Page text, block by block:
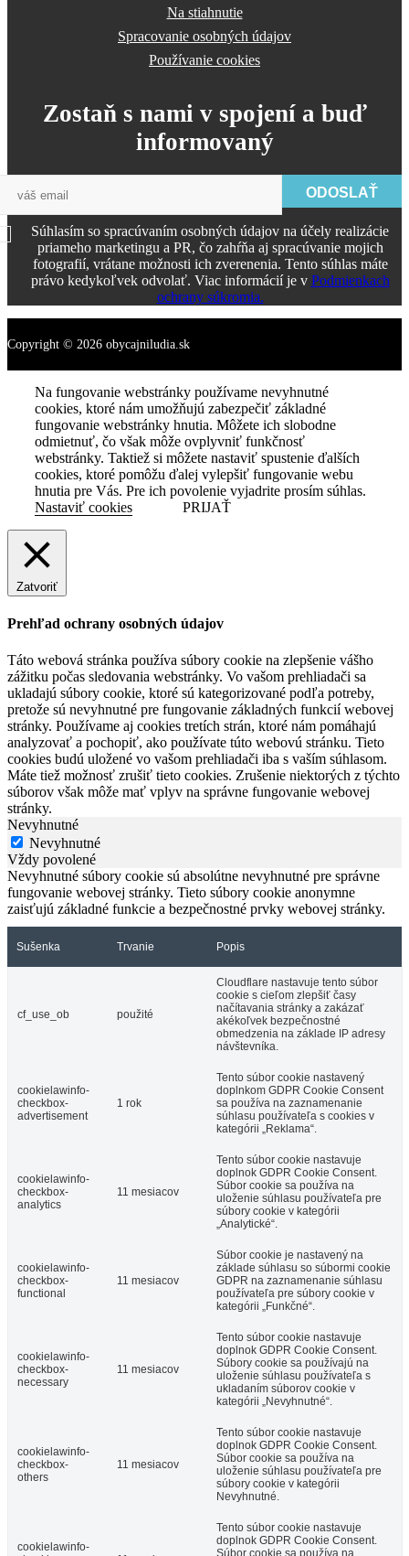
Na stiahnutie
Spracovanie osobných údajov
Používanie cookies
Zostaň s nami v spojení a buď
informovaný
ODOSLAŤ
Súhlasím so spracúvaním osobných údajov na účely realizácie
priameho marketingu a PR, čo zahŕňa aj spracúvanie mojich
fotografií, vrátane možnosti ich zverenenia. Tento súhlas máte
právo kedykoľvek odvolať. Viac informácií je v Podmienkach
ochrany súkromia.
Copyright © 2026 obycajniludia.sk
Na fungovanie webstránky používame nevyhnutné
cookies, ktoré nám umožňujú zabezpečiť základné
fungovanie webstránky hnutia. Môžete ich slobodne
odmietnuť, čo však môže ovplyvniť funkčnosť
webstránky. Taktiež si môžete nastaviť spustenie ďalších
cookies, ktoré pomôžu ďalej vylepšiť fungovanie webu
hnutia pre Vás. Pre ich povolenie vyjadrite prosím súhlas.
Nastaviť cookies
PRIJAŤ
Zatvoriť
Prehľad ochrany osobných údajov
Táto webová stránka používa súbory cookie na zlepšenie vášho
zážitku počas sledovania webstránky. Vo vašom prehliadači sa
ukladajú súbory cookie, ktoré sú kategorizované podľa potreby,
pretože sú nevyhnutné pre fungovanie základných funkcií webovej
stránky. Používame aj cookies tretích strán, ktoré nám pomáhajú
analyzovať a pochopiť, ako používate túto webovú stránku. Tieto
cookies budú uložené vo vašom prehliadači iba s vaším súhlasom.
Máte tiež možnosť zrušiť tieto cookies. Zrušenie niektorých z týchto
súborov však môže mať vplyv na správne fungovanie webovej
stránky.
Nevyhnutné
Nevyhnutné
Vždy povolené
Nevyhnutné súbory cookie sú absolútne nevyhnutné pre správne
fungovanie webovej stránky. Tieto súbory cookie anonymne
zaisťujú základné funkcie a bezpečnostné prvky webovej stránky.
Sušenka Trvanie Popis
cf_use_ob použité
Cloudflare nastavuje tento súbor
cookie s cieľom zlepšiť časy
načítavania stránky a zakázať
akékoľvek bezpečnostné
obmedzenia na základe IP adresy
návštevníka.
cookielawinfo-
checkbox-
advertisement
1 rok
Tento súbor cookie nastavený
doplnkom GDPR Cookie Consent
sa používa na zaznamenanie
súhlasu používateľa s cookies v
kategórii „Reklama“.
cookielawinfo-
checkbox-
analytics
11 mesiacov
Tento súbor cookie nastavuje
doplnok GDPR Cookie Consent.
Súbor cookie sa používa na
uloženie súhlasu používateľa pre
súbory cookie v kategórii
„Analytické“.
cookielawinfo-
checkbox-
functional
11 mesiacov
Súbor cookie je nastavený na
základe súhlasu so súbormi cookie
GDPR na zaznamenanie súhlasu
používateľa pre súbory cookie v
kategórii „Funkčné“.
cookielawinfo-
checkbox-
necessary
11 mesiacov
Tento súbor cookie nastavuje
doplnok GDPR Cookie Consent.
Súbory cookie sa používajú na
uloženie súhlasu používateľa s
ukladaním súborov cookie v
kategórii „Nevyhnutné“.
cookielawinfo-
checkbox-
others
11 mesiacov
Tento súbor cookie nastavuje
doplnok GDPR Cookie Consent.
Súbor cookie sa používa na
uloženie súhlasu používateľa pre
súbory cookie v kategórii
Nevyhnutné.
cookielawinfo-
Tento súbor cookie nastavuje
doplnok GDPR Cookie Consent.
Súbor cookie sa používa na